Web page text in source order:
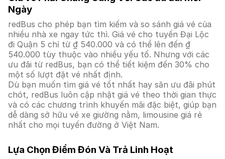
Ngày
redBus cho phép bạn tìm kiếm và so sánh giá vé của
nhiều nhà xe ngay tức thì. Giá vé cho tuyến Đại Lộc
đi Quận 5 chỉ từ ₫ 540.000 và có thể lên đến ₫
540.000 tùy thuộc vào nhiều yếu tố. Nhưng với các
ưu đãi từ redBus, bạn có thể tiết kiệm đến 30% cho
một số lượt đặt vé nhất định.
Dù bạn muốn tìm giá vé tốt nhất hay săn ưu đãi phút
chót, redBus luôn cập nhật giá vé theo thời gian thực
và có các chương trình khuyến mãi đặc biệt, giúp bạn
dễ dàng sở hữu vé xe giường nằm, limousine giá rẻ
nhất cho mọi tuyến đường ở Việt Nam.
Lựa Chọn Điểm Đón Và Trả Linh Hoạt